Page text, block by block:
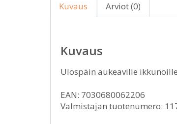
Kuvaus Arviot (0)
Kuvaus
Ulospäin aukeaville
EAN: 7030680062206
Valmistajan tuotenumero: